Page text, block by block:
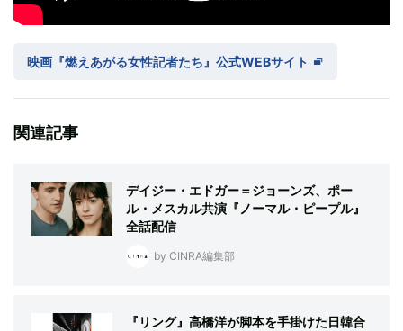
映画『燃えあがる女性記者たち』公式WEBサイト
関連記事
デイジー・エドガー＝ジョーンズ、ポー
ル・メスカル共演『ノーマル・ピープル』
全話配信
by CINRA編集部
『リング』高橋洋が脚本を手掛けた日韓合